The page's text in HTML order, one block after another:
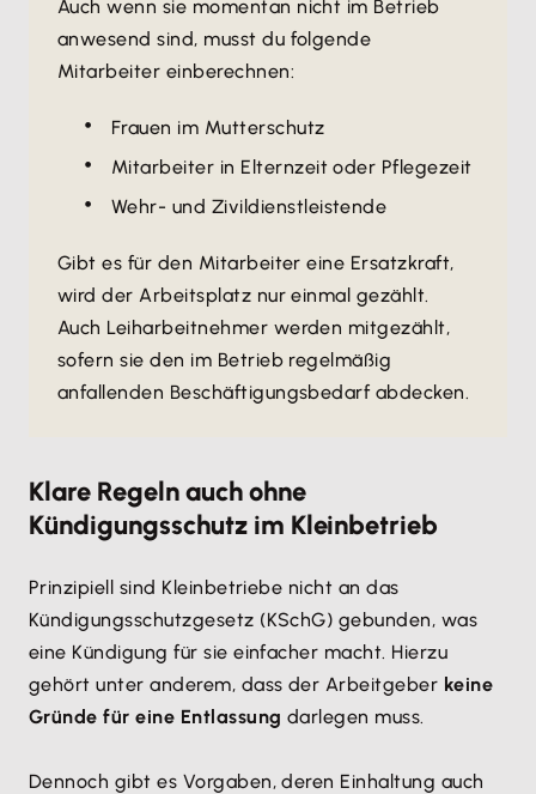
Auch wenn sie momentan nicht im Betrieb
anwesend sind, musst du folgende
Mitarbeiter einberechnen:
Frauen im Mutterschutz
Mitarbeiter in Elternzeit oder Pflegezeit
Wehr- und Zivildienstleistende
Gibt es für den Mitarbeiter eine Ersatzkraft,
wird der Arbeitsplatz nur einmal gezählt.
Auch Leiharbeitnehmer werden mitgezählt,
sofern sie den im Betrieb regelmäßig
anfallenden Beschäftigungsbedarf abdecken.
Klare Regeln auch ohne
Kündigungsschutz im Kleinbetrieb
Prinzipiell sind Kleinbetriebe nicht an das
Kündigungsschutzgesetz (KSchG) gebunden, was
eine Kündigung für sie einfacher macht. Hierzu
gehört unter anderem, dass der Arbeitgeber keine
Gründe für eine Entlassung darlegen muss.
Dennoch gibt es Vorgaben, deren Einhaltung auch